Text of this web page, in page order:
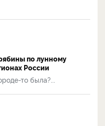
по лунному
России
то была?...